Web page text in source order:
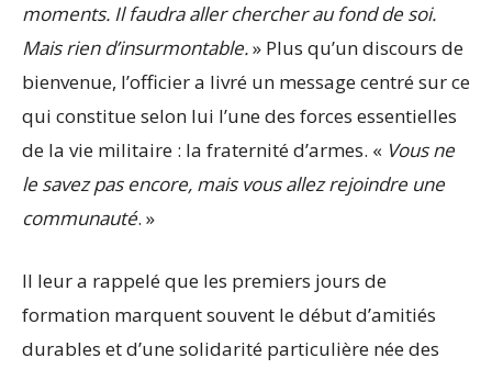
moments. Il faudra aller chercher au fond de soi.
Mais rien d’insurmontable.» Plus qu’un discours de
bienvenue, l’officier a livré un message centré sur ce
qui constitue selon lui l’une des forces essentielles
de la vie militaire : la fraternité d’armes. « Vous ne
le savez pas encore, mais vous allez rejoindre une
communauté. »
Il leur a rappelé que les premiers jours de
formation marquent souvent le début d’amitiés
durables et d’une solidarité particulière née des